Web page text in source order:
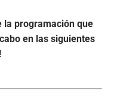
la programación que
en las siguientes